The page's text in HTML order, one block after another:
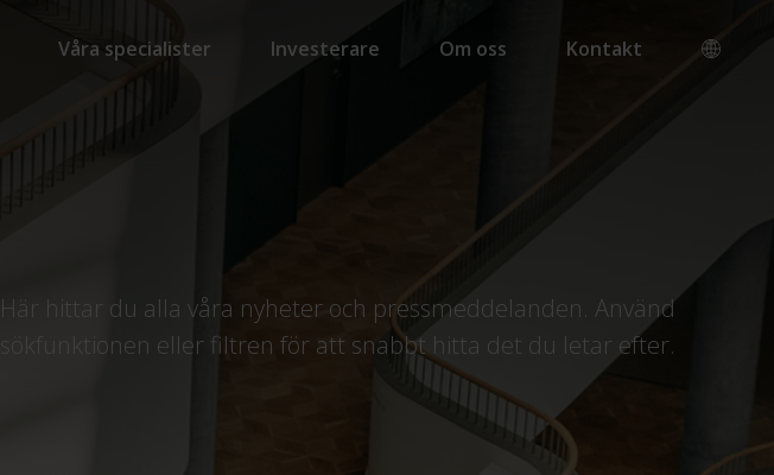
Våra specialister Investerare Om oss Kontakt
Här hittar du alla våra nyheter och pressmeddelanden. Använd
sökfunktionen eller filtren för att snabbt hitta det du letar efter.